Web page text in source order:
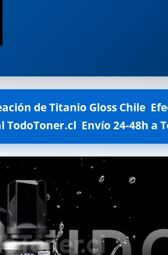
de Titanio Gloss Chile 
 Envío 24-48h a